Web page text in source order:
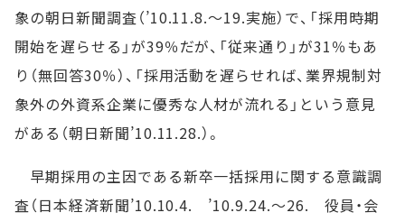
象の朝日新聞調査（’10.11.8.～19.実施）で、「採用時期
開始を遅らせる」が39％だが、「従来通り」が31％もあ
り（無回答30％）、「採用活動を遅らせれば、業界規制対
象外の外資系企業に優秀な人材が流れる」という意見
がある（朝日新聞’10.11.28.）。
早期採用の主因である新卒一括採用に関する意識調
査（日本経済新聞’10.10.4. ’10.9.24.～26. 役員・会